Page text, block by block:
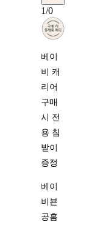
1/0
베이
비 캐
리어
구매
시 전
용 침
받이
증정
베이
비뵨
공홈